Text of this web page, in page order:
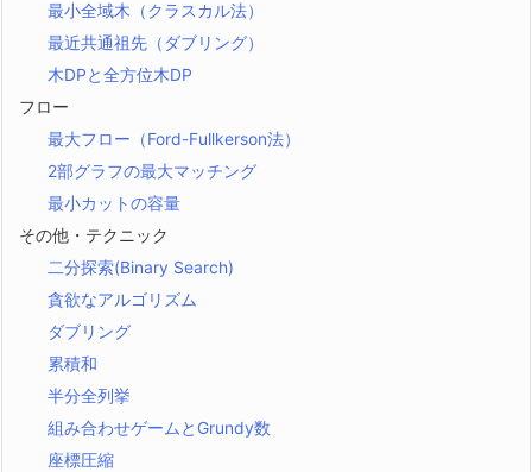
最小全域木（クラスカル法）
最近共通祖先（ダブリング）
木DPと全方位木DP
フロー
最大フロー（Ford-Fullkerson法）
2部グラフの最大マッチング
最小カットの容量
その他・テクニック
二分探索(Binary Search)
貪欲なアルゴリズム
ダブリング
累積和
半分全列挙
組み合わせゲームとGrundy数
座標圧縮